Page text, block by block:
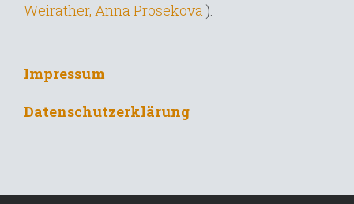
Weirather, Anna Prosekova).
Impressum
Datenschutzerklärung